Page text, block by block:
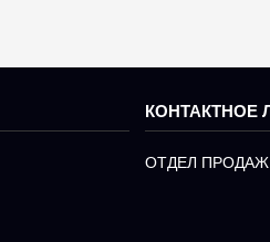
ОТДЕЛ ПРОДАЖ